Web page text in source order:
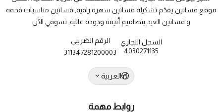
موقع فساتين يقدّم تشكيلة فساتين سهرة راقية, فساتين مناسبات فخمه
و فساتين العيد بتصاميم أنيقة وجودة عالية, تسوقي الآن
السجل التجاري
4030271135
الرقم الضريبي
311347281200003
العربية
روابط مهمة